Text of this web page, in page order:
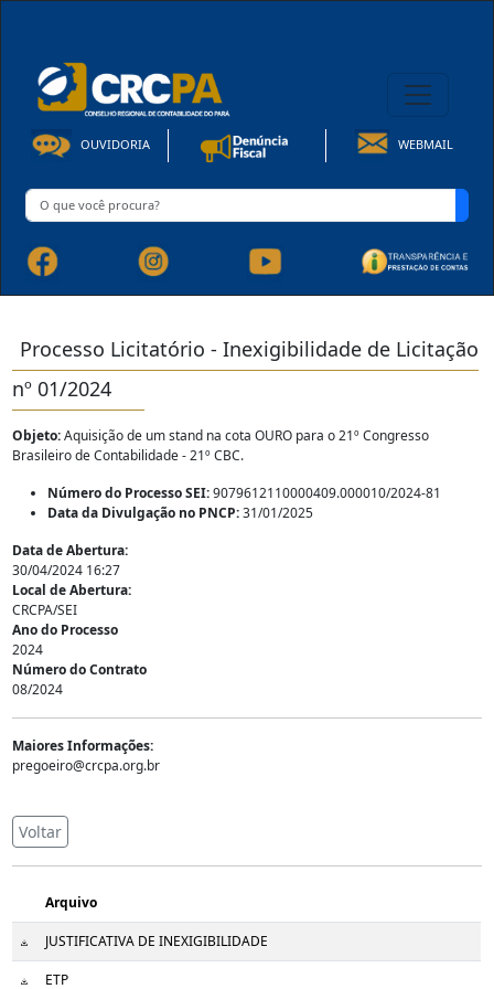
OUVIDORIA WEBMAIL
Processo Licitatório - Inexigibilidade de Licitação
nº 01/2024
Objeto:Aquisição de um stand na cota OURO para o 21º Congresso
Brasileiro de Contabilidade - 21º CBC.
Número do Processo SEI:9079612110000409.000010/2024-81
Data da Divulgação no PNCP:31/01/2025
Data de Abertura:
30/04/2024 16:27
Local de Abertura:
CRCPA/SEI
Ano do Processo
2024
Número do Contrato
08/2024
Maiores Informações:
pregoeiro@crcpa.org.br
Voltar
Arquivo
JUSTIFICATIVA DE INEXIGIBILIDADE
ETP